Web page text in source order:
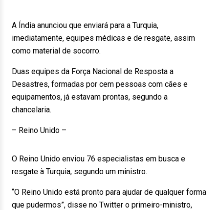
A Índia anunciou que enviará para a Turquia,
imediatamente, equipes médicas e de resgate, assim
como material de socorro.
Duas equipes da Força Nacional de Resposta a
Desastres, formadas por cem pessoas com cães e
equipamentos, já estavam prontas, segundo a
chancelaria.
– Reino Unido –
O Reino Unido enviou 76 especialistas em busca e
resgate à Turquia, segundo um ministro.
“O Reino Unido está pronto para ajudar de qualquer forma
que pudermos”, disse no Twitter o primeiro-ministro,